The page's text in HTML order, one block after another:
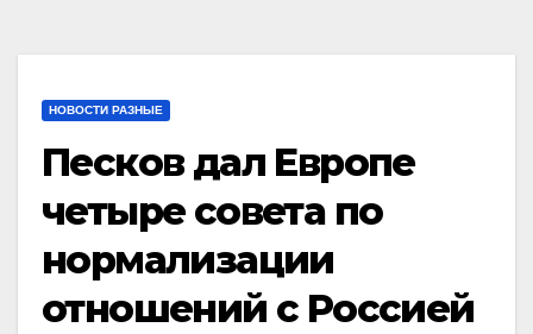
НОВОСТИ РАЗНЫЕ
Песков дал Европе
четыре совета по
нормализации
отношений с Россией